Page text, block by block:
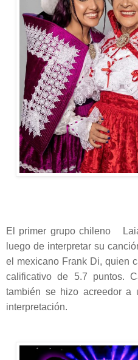
El primer grupo chileno
luego de interpretar su
el mexicano Frank Di, quien
calificativo de 5.7 puntos.
también se hizo acreedor a
interpretación.